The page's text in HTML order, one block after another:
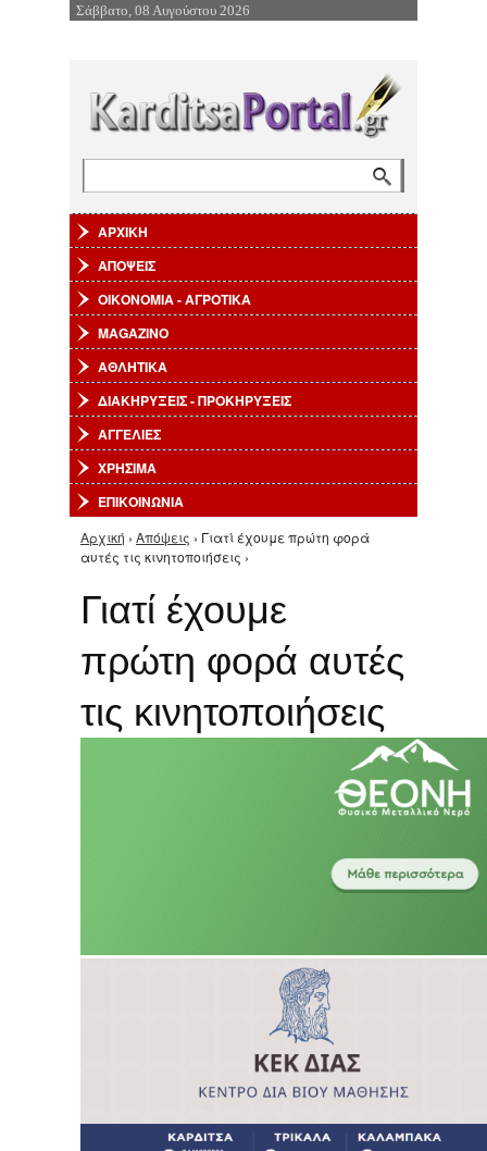
Επιστροφή στην Πλοήγηση
Σάββατο, 08 Αυγούστου 2026
ΑΡΧΙΚΗ
ΑΠΟΨΕΙΣ
ΟΙΚΟΝΟΜΙΑ - ΑΓΡΟΤΙΚΑ
MAGAZINO
ΑΘΛΗΤΙΚΑ
ΔΙΑΚΗΡΥΞΕΙΣ - ΠΡΟΚΗΡΥΞΕΙΣ
ΑΓΓΕΛΙΕΣ
ΧΡΗΣΙΜΑ
ΕΠΙΚΟΙΝΩΝΙΑ
Είστε εδώ
Αρχική › Απόψεις › Γιατί έχουμε πρώτη φορά
αυτές τις κινητοποιήσεις ›
Γιατί έχουμε
πρώτη φορά αυτές
τις κινητοποιήσεις